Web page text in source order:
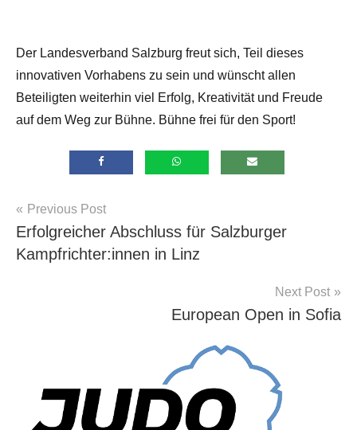
Der Landesverband Salzburg freut sich, Teil dieses
innovativen Vorhabens zu sein und wünscht allen
Beteiligten weiterhin viel Erfolg, Kreativität und Freude
auf dem Weg zur Bühne. Bühne frei für den Sport!
Allgemein
Beitragsnavigation
Previous Post
Erfolgreicher Abschluss für Salzburger
Kampfrichter:innen in Linz
Next Post
European Open in Sofia